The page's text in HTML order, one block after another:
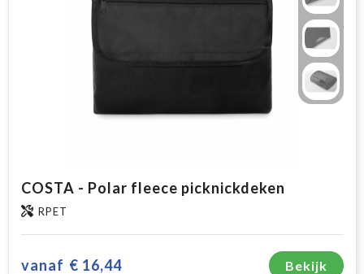
COSTA - Polar fleece picknickdeken
RPET
vanaf € 16,44 Bekijk